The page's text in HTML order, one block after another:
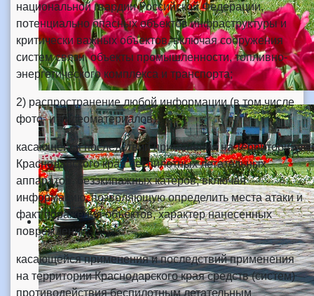
национальной гвардии Российской Федерации,
потенциально опасных объектов инфраструктуры и
критически важных объектов, включая сооружения
систем связи, объекты промышленности, топливно-
энергетического комплекса и транспорта;
2) распространение любой информации (в том числе
фото- и видеоматериалов):
касающейся последствий применения на территории
Краснодарского края беспилотных летательных
аппаратов, безэкипажных катеров, включая
информацию, позволяющую определить места атаки и
факт поражения объектов, характер нанесенных
повреждений;
касающейся применения и последствий применения
на территории Краснодарского края средств (систем)
противодействия беспилотным летательным